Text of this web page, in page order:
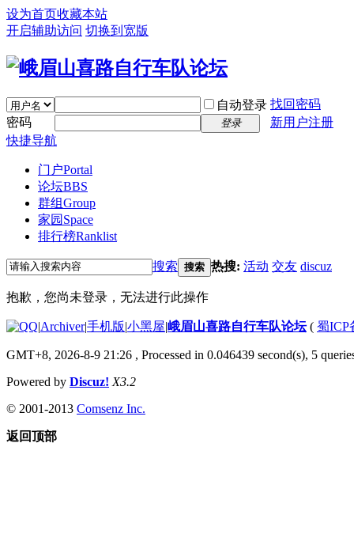
设为首页收藏本站
开启辅助访问 切换到宽版
自动登录 找回密码
密码
登录
新用户注册
快捷导航
门户Portal
论坛BBS
群组Group
家园 Space
排行榜Ranklist
搜索 搜索 热搜: 活动 交友 discuz
抱歉，您尚未登录，无法进行此操作
|Archiver|手机版|小黑屋|峨眉山喜路自行车队论坛( 蜀ICP
GMT+8, 2026-8-9 21:26 , Processed in 0.046439 second(s), 5
Powered by Discuz! X3.2
© 2001-2013 Comsenz Inc.
返回顶部